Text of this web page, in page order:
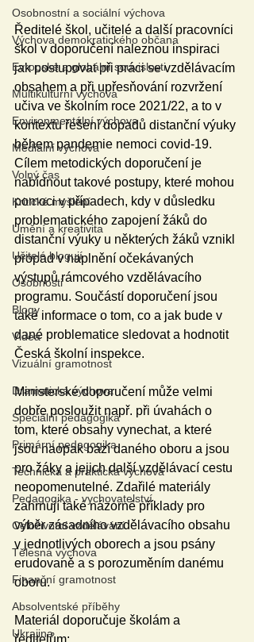
Osobnostní a sociální výchova
Výchova demokratického občana
Evropské a globální souvislosti
Multikulturní výchova
Environmentální výchova
Mediální výchova
Volný čas
Kritické myšlení
Umění a kreativita
Učitelé blogují
Osobnosti
Blogy
Videa
Vizuální gramotnost
Dramatická výchova
Speciální pedagogika
Primární pedagogika
Technická a praktická výchova
Pedagogika - vychovatelství
Celoživotní vzdělávání
Tělesná výchova
Finanční gramotnost
Absolventské příběhy
Ukrajina
Ředitelé škol, učitelé a další pracovníci
škol v doporučení naleznou inspiraci
jak postupovat při práci se vzdělávacím
obsahem a při upřesňování rozvržení
učiva ve školním roce 2021/22, a to v
kontextu řešení dopadů distanční výuky
během pandemie nemoci covid-19.
Cílem metodických doporučení je
nabídnout takové postupy, které mohou
pomoci v případech, kdy v důsledku
problematického zapojení žáků do
distanční výuky u některých žáků vznikl
propad v naplnění očekávaných
výstupů rámcového vzdělávacího
programu. Součástí doporučení jsou
také informace o tom, co a jak bude v
dané problematice sledovat a hodnotit
Česká školní inspekce.
Ministerské doporučení může velmi
dobře posloužit např. při úvahách o
tom, které obsahy vynechat, a které
jsou naopak bází daného oboru a jsou
pro žáky a jejich další vzdělávací cestu
neopomenutelné. Zdařilé materiály
zahrnují také názorné příklady pro
výběr zásadního vzdělávacího obsahu
v jednotlivých oborech a jsou psány
erudovaně a s porozuměním danému
oboru.
Materiál doporučuje školám a
ředitelům: